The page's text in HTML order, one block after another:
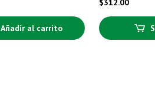
Añadir al carrito
$312.00